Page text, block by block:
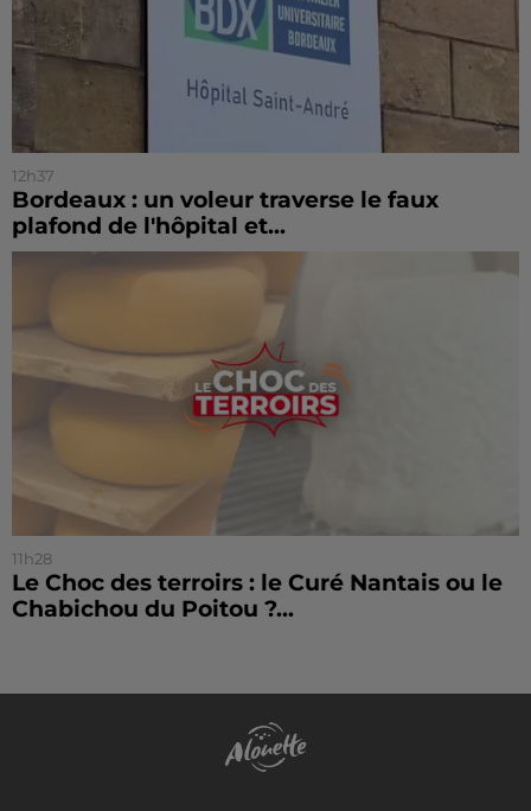
12h37
Bordeaux : un voleur traverse le faux
plafond de l'hôpital et...
11h28
Le Choc des terroirs : le Curé Nantais ou le
Chabichou du Poitou ?...